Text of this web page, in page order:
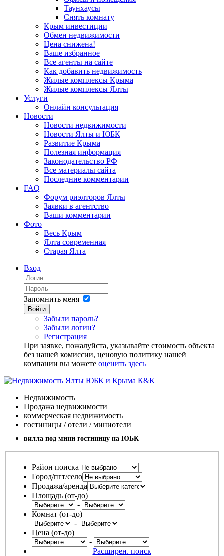
Таунхаусы
Снять комнату
Крым инвестиции
Обмен недвижимости
Цена снижена!
Ваше избранное
Все агенты на сайте
Как добавить недвижимость
Жилые комплексы Крыма
Жилые комплексы Ялты
Услуги
Онлайн консультация
Новости
Новости недвижимости
Новости Ялты и ЮБК
Развитие Крыма
Полезная информация
Законодательство РФ
Все материалы сайта
Последние комментарии
FAQ
Форум риэлторов Ялты
Заявки в агентство
Ваши комментарии
Фото
Весь Крым
Ялта современная
Старая Ялта
Вход
Запомнить меня
Войти
Забыли пароль?
Забыли логин?
Регистрация
При заявке, пожалуйста, указывайте стоимость объекта
без нашей комиссии, ценовую политику нашей
компании вы можете оценить здесь
Недвижимость
Продажа недвижимости
коммерческая недвижимость
гостиницы / отели / миниотели
вилла под мини гостиницу на ЮБК
Район поиска
Город/пгт/село
Продажа/аренда
Площадь (от-до)
-
Комнат (от-до)
-
Цена (от-до)
-
Расширен. поиск